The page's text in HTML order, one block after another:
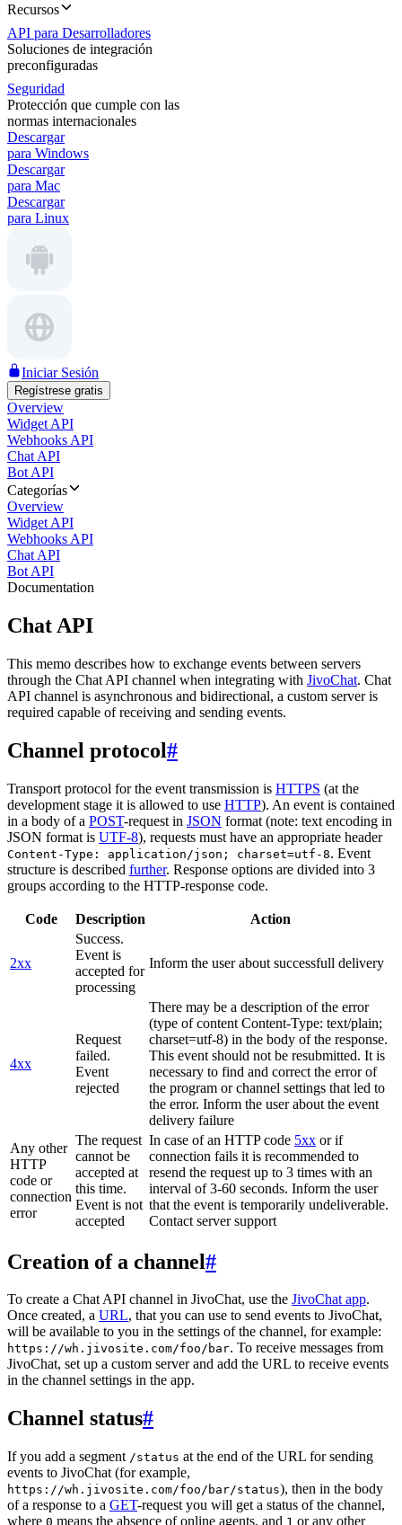
Recursos
API para Desarrolladores
Soluciones de integración
preconfiguradas
Seguridad
Protección que cumple con las
normas internacionales
Descargar
para Windows
Descargar
para Mac
Descargar
para Linux
Iniciar Sesión
Regístrese gratis
Overview
Widget API
Webhooks API
Chat API
Bot API
Categorías
Overview
Widget API
Webhooks API
Chat API
Bot API
Documentation
Chat API
This memo describes how to exchange events between servers
through the Chat API channel when integrating with JivoChat. Chat
API channel is asynchronous and bidirectional, a custom server is
required capable of receiving and sending events.
Channel protocol#
Transport protocol for the event transmission is HTTPS (at the
development stage it is allowed to use HTTP). An event is contained
in a body of a POST-request in JSON format (note: text encoding in
JSON format is UTF-8), requests must have an appropriate header
Content-Type: application/json; charset=utf-8. Event
structure is described further. Response options are divided into 3
groups according to the HTTP-response code.
Code Description Action
2xx
Success.
Event is
accepted for
processing
Inform the user about successfull delivery
4xx
Request
failed.
Event
rejected
There may be a description of the error
(type of content Content-Type: text/plain;
charset=utf-8) in the body of the response.
This event should not be resubmitted. It is
necessary to find and correct the error of
the program or channel settings that led to
the error. Inform the user about the event
delivery failure
Any other
HTTP
code or
connection
error
The request
cannot be
accepted at
this time.
Event is not
accepted
In case of an HTTP code 5xx or if
connection fails it is recommended to
resend the request up to 3 times with an
interval of 3-60 seconds. Inform the user
that the event is temporarily undeliverable.
Contact server support
Creation of a channel#
To create a Chat API channel in JivoChat, use the JivoChat app.
Once created, a URL, that you can use to send events to JivoChat,
will be available to you in the settings of the channel, for example:
https://wh.jivosite.com/foo/bar. To receive messages from
JivoChat, set up a custom server and add the URL to receive events
in the channel settings in the app.
Channel status#
If you add a segment /status at the end of the URL for sending
events to JivoChat (for example,
https://wh.jivosite.com/foo/bar/status), then in the body
of a response to a GET-request you will get a status of the channel,
where 0 means the absence of online agents, and 1 or any other